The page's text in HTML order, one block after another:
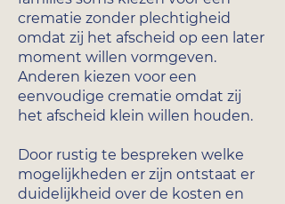
crematie zonder plechtigheid
omdat zij het afscheid op een later
moment willen vormgeven.
Anderen kiezen voor een
eenvoudige crematie omdat zij
het afscheid klein willen houden.
Door rustig te bespreken welke
mogelijkheden er zijn ontstaat er
duidelijkheid over de kosten en